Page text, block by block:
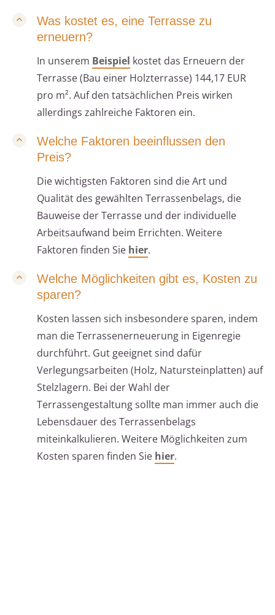
Was kostet es, eine Terrasse zu
erneuern?
In unserem Beispiel kostet das Erneuern der
Terrasse (Bau einer Holzterrasse) 144,17 EUR
pro m². Auf den tatsächlichen Preis wirken
allerdings zahlreiche Faktoren ein.
Welche Faktoren beeinflussen den
Preis?
Die wichtigsten Faktoren sind die Art und
Qualität des gewählten Terrassenbelags, die
Bauweise der Terrasse und der individuelle
Arbeitsaufwand beim Errichten. Weitere
Faktoren finden Sie hier.
Welche Möglichkeiten gibt es, Kosten zu
sparen?
Kosten lassen sich insbesondere sparen, indem
man die Terrassenerneuerung in Eigenregie
durchführt. Gut geeignet sind dafür
Verlegungsarbeiten (Holz, Natursteinplatten) auf
Stelzlagern. Bei der Wahl der
Terrassengestaltung sollte man immer auch die
Lebensdauer des Terrassenbelags
miteinkalkulieren. Weitere Möglichkeiten zum
Kosten sparen finden Sie hier.